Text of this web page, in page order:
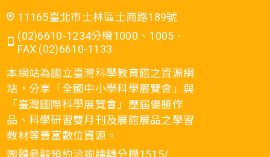
11165臺北市士林區士商路189號
(02)6610-1234分機1000、1005．
FAX (02)6610-1133
本網站為國立臺灣科學教育館之資源網
站，分享「全國中小學科學展覽會」與
「臺灣國際科學展覽會」歷屆優勝作
品、科學研習雙月刊及展館展品之學習
教材等豐富數位資源。